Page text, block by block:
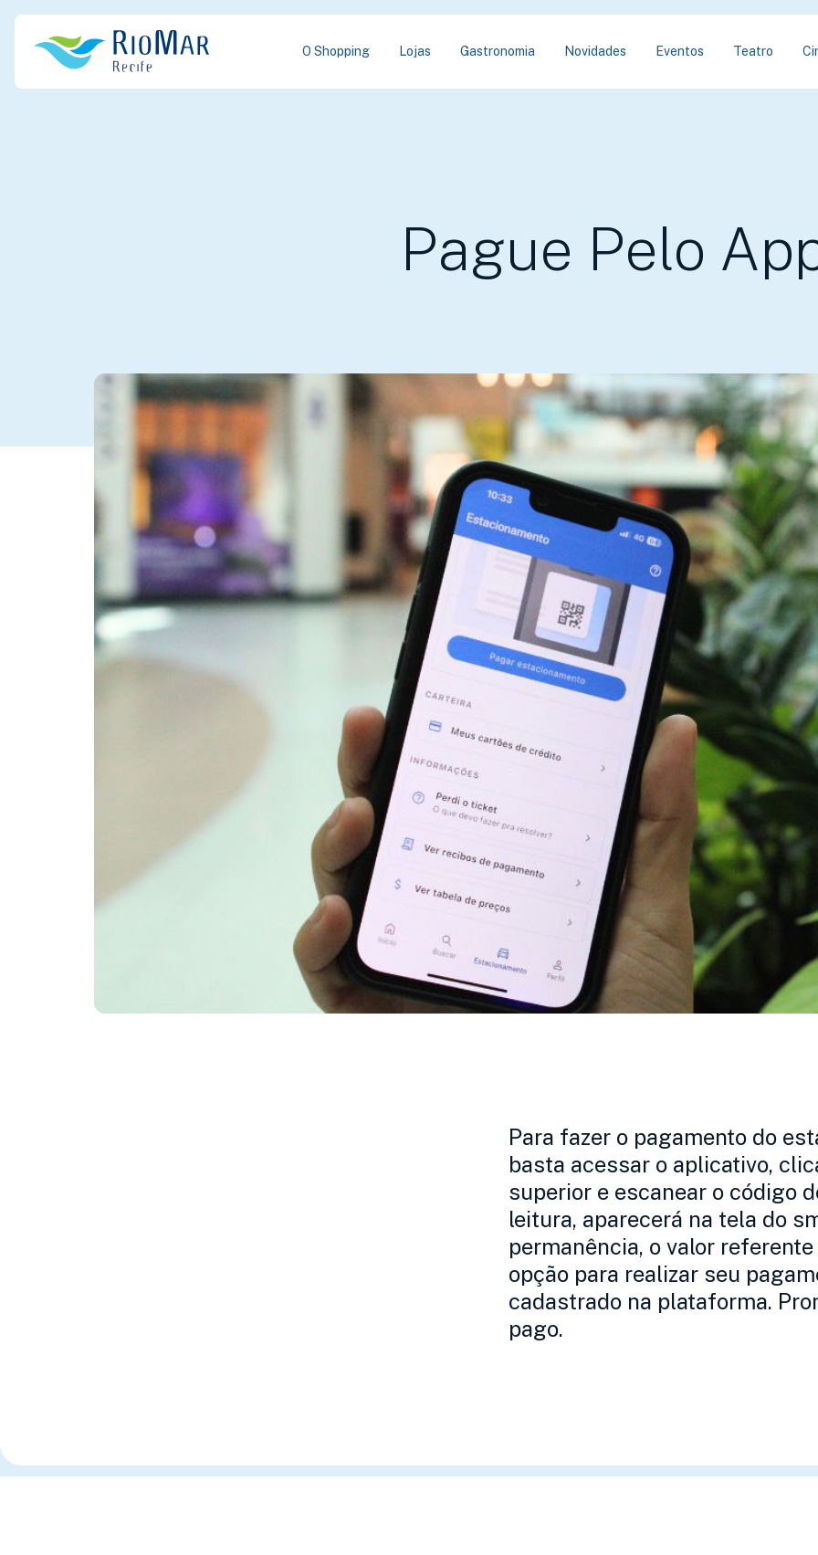
O Shopping Lojas Gastronomia Novidades Eventos Teatro
Pague Pelo
Para fazer o pagamento do
basta acessar o aplicativo,
superior e escanear o código
leitura, aparecerá na tela do
permanência, o valor
opção para realizar seu
cadastrado na plataforma.
pago.